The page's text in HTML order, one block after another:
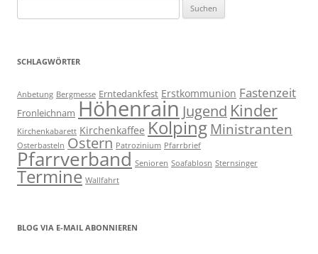
nach:
SCHLAGWÖRTER
Anbetung Bergmesse Erntedankfest Erstkommunion Fastenzeit
Fronleichnam Höhenrain Jugend Kinder
Kirchenkabarett Kirchenkaffee Kolping Ministranten
Osterbasteln Ostern Patrozinium Pfarrbrief
Pfarrverband Senioren Soafablosn Sternsinger
Termine Wallfahrt
BLOG VIA E-MAIL ABONNIEREN